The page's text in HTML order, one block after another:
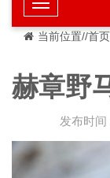
当前位置//首页
赫章野
发布时间